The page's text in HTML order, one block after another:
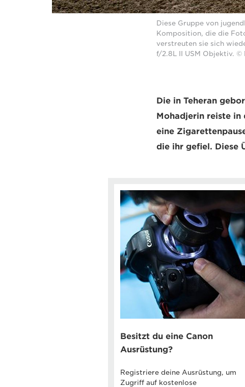
Diese Gruppe von
Komposition, die die
verstreuten sie sich
f/2.8L II USM Objektiv. ©
Die in Teheran
Mohadjerin reiste in
eine
die ihr gefiel. Diese
Besitzt du eine Canon
Ausrüstung?
Registriere deine Ausrüstung, um
Zugriff auf kostenlose